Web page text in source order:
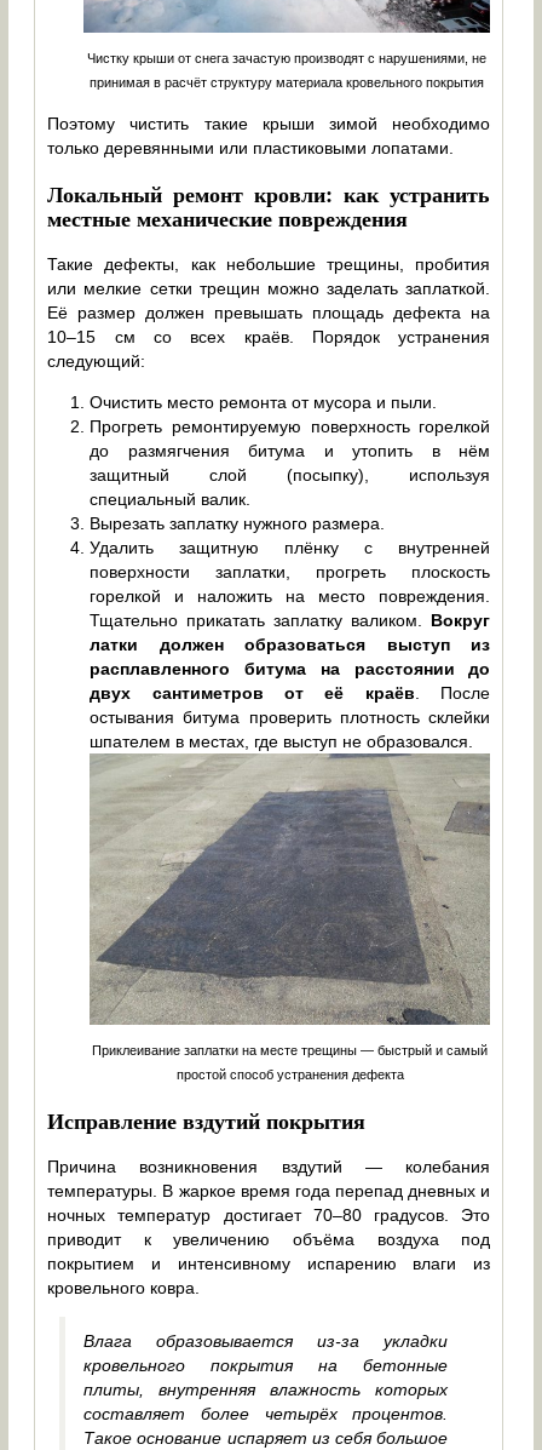
Чистку крыши от снега зачастую производят с нарушениями, не
принимая в расчёт структуру материала кровельного покрытия
Поэтому чистить такие крыши зимой необходимо
только деревянными или пластиковыми лопатами.
Локальный ремонт кровли: как устранить
местные механические повреждения
Такие дефекты, как небольшие трещины, пробития
или мелкие сетки трещин можно заделать заплаткой.
Её размер должен превышать площадь дефекта на
10–15 см со всех краёв. Порядок устранения
следующий:
Очистить место ремонта от мусора и пыли.
Прогреть ремонтируемую поверхность горелкой
до размягчения битума и утопить в нём
защитный слой (посыпку), используя
специальный валик.
Вырезать заплатку нужного размера.
Удалить защитную плёнку с внутренней
поверхности заплатки, прогреть плоскость
горелкой и наложить на место повреждения.
Тщательно прикатать заплатку валиком. Вокруг
латки должен образоваться выступ из
расплавленного битума на расстоянии до
двух сантиметров от её краёв. После
остывания битума проверить плотность склейки
шпателем в местах, где выступ не образовался.
Приклеивание заплатки на месте трещины — быстрый и самый
простой способ устранения дефекта
Исправление вздутий покрытия
Причина возникновения вздутий — колебания
температуры. В жаркое время года перепад дневных и
ночных температур достигает 70–80 градусов. Это
приводит к увеличению объёма воздуха под
покрытием и интенсивному испарению влаги из
кровельного ковра.
Влага образовывается из-за укладки
кровельного покрытия на бетонные
плиты, внутренняя влажность которых
составляет более четырёх процентов.
Такое основание испаряет из себя большое